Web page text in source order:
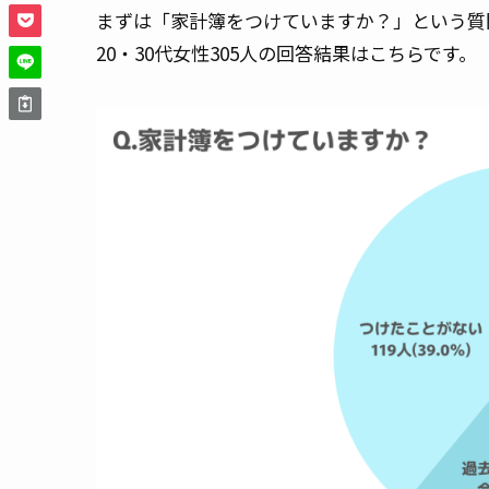
まずは「家計簿をつけていますか？」という
20・30代女性305人の回答結果はこちらです。